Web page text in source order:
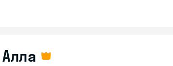
Алла